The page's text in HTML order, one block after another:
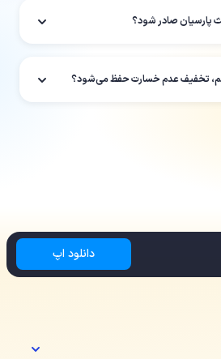
پارسیان صادر شود؟
کنم، تخفیف عدم خسارت حفظ می‌شود؟
دانلود اپ